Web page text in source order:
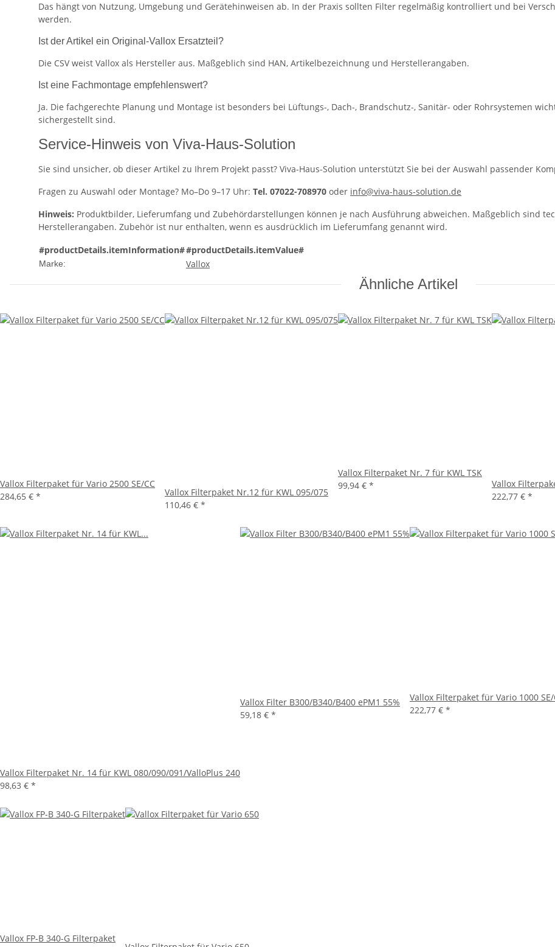
Das hängt von Nutzung, Umgebung und Gerätehinweisen ab. In der Praxis sollten Filter regelmäßig kontrolliert und bei
werden.
Ist der Artikel ein Original-Vallox Ersatzteil?
Die CSV weist Vallox als Hersteller aus. Maßgeblich sind HAN, Artikelbezeichnung und Herstellerangaben.
Ist eine Fachmontage empfehlenswert?
Ja. Die fachgerechte Planung und Montage ist besonders bei Lüftungs-, Dach-, Brandschutz-, Sanitär- oder Rohrsystemen
sichergestellt sind.
Service-Hinweis von Viva-Haus-Solution
Sie sind unsicher, ob dieser Artikel zu Ihrem Projekt passt? Viva-Haus-Solution unterstützt Sie bei der Auswahl passender
Fragen zu Auswahl oder Montage? Mo–Do 9–17 Uhr: Tel. 07022-708970 oder info@viva-haus-solution.de
Hinweis: Produktbilder, Lieferumfang und Zubehördarstellungen können je nach Ausführung abweichen. Maßgeblich sind
Herstellerangaben. Zubehör ist nur enthalten, wenn es ausdrücklich im Lieferumfang genannt wird.
#productDetails.itemInformation##productDetails.itemValue#
Marke: Vallox
Ähnliche Artikel
Vallox Filterpaket für Vario 2500 SE/CC
284,65 € *
Vallox Filterpaket Nr.12 für KWL 095/075
110,46 € *
Vallox Filterpaket Nr. 7 für KWL TSK
99,94 € *
Vallox
222,77 € *
Vallox Filterpaket Nr. 14 für KWL 080/090/091/ValloPlus 240
98,63 € *
Vallox Filter B300/B340/B400 ePM1 55%
59,18 € *
Vallox Filterpaket für Vario 1000 SE/
222,77 € *
Vallox FP-B 340-G Filterpaket